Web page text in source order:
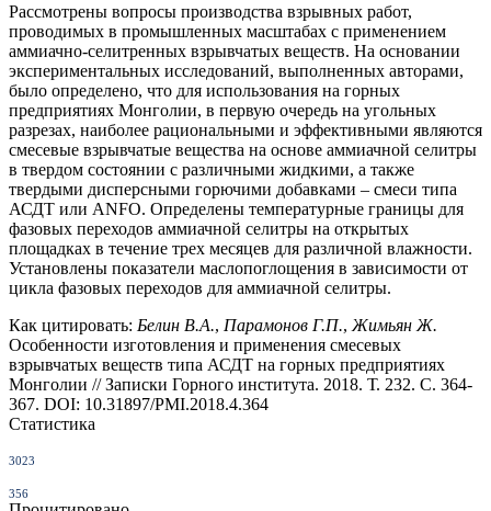
Рассмотрены вопросы производства взрывных работ,
проводимых в промышленных масштабах c применением
аммиачно-селитренных взрывчатых веществ. На основании
экспериментальных исследований, выполненных авторами,
было определено, что для использования на горных
предприятиях Монголии, в первую очередь на угольных
разрезах, наиболее рациональными и эффективными являются
смесевые взрывчатые вещества на основе аммиачной селитры
в твердом состоянии с различными жидкими, а также
твердыми дисперсными горючими добавками – смеси типа
АСДТ или ANFO. Определены температурные границы для
фазовых переходов аммиачной селитры на открытых
площадках в течение трех месяцев для различной влажности.
Установлены показатели маслопоглощения в зависимости от
цикла фазовых переходов для аммиачной селитры.
Как цитировать: Белин В.А., Парамонов Г.П., Жимьян Ж.
Особенности изготовления и применения смесевых
взрывчатых веществ типа АСДТ на горных предприятиях
Монголии // Записки Горного института. 2018. Т. 232. С. 364-
367. DOI: 10.31897/PMI.2018.4.364
Статистика
3023
356